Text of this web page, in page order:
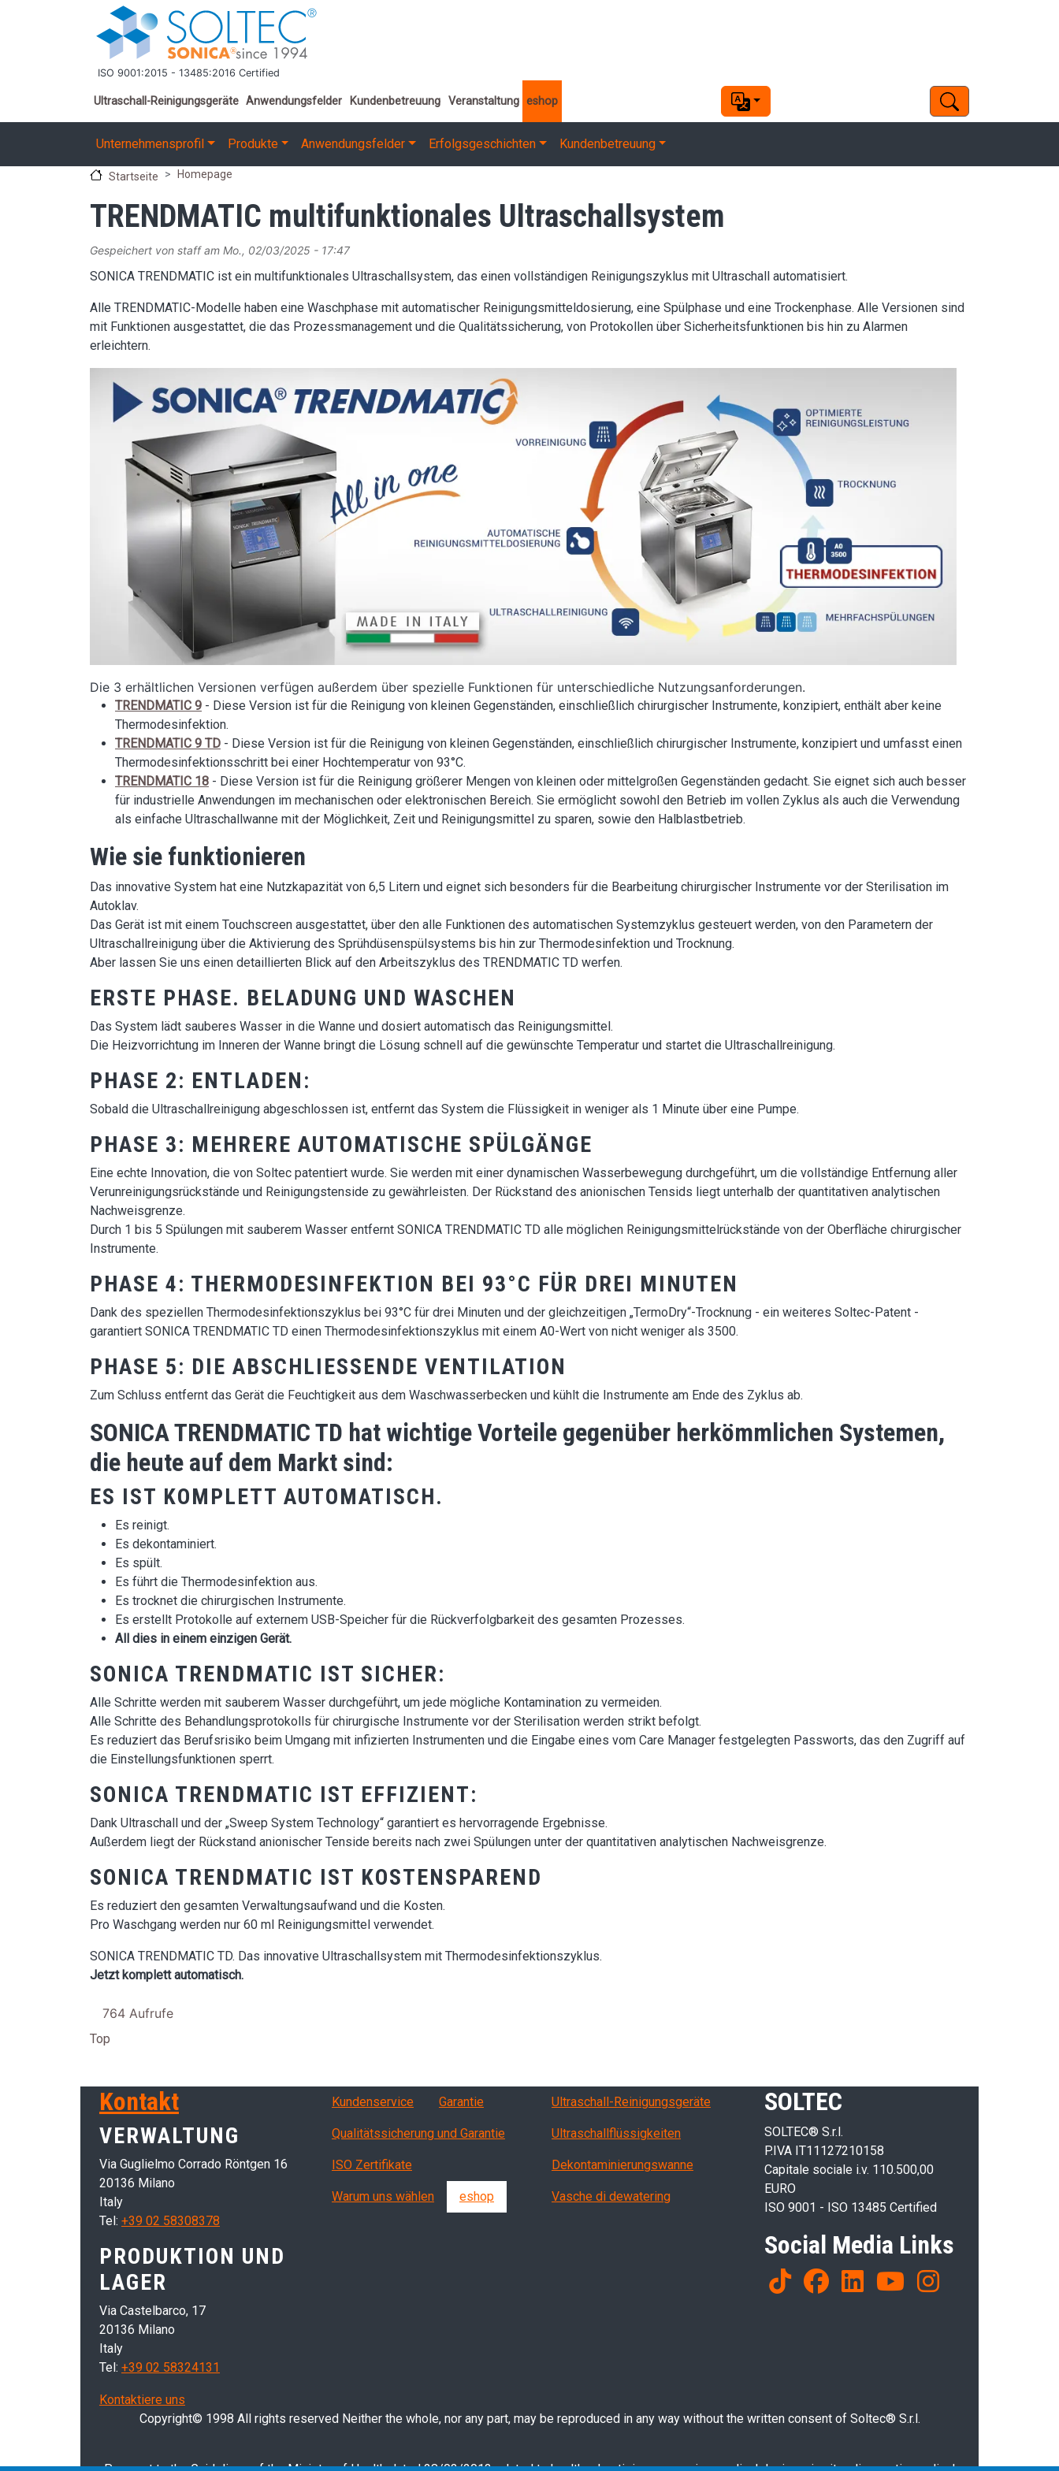
ISO 9001:2015 - 13485:2016 Certified
Important links
Ultraschall-Reinigungsgeräte Anwendungsfelder Kundenbetreuung Veranstaltung eshop
Main navigation
Unternehmensprofil Produkte Anwendungsfelder Erfolgsgeschichten Kundenbetreuung
Startseite Homepage
TRENDMATIC multifunktionales Ultraschallsystem
Gespeichert von staffam Mo., 02/03/2025 - 17:47
SONICA TRENDMATIC ist ein multifunktionales Ultraschallsystem, das einen vollständigen Reinigungszyklus mit Ultraschall automatisiert.
Alle TRENDMATIC-Modelle haben eine Waschphase mit automatischer Reinigungsmitteldosierung, eine Spülphase und eine Trockenphase. Alle Versionen sind
mit Funktionen ausgestattet, die das Prozessmanagement und die Qualitätssicherung, von Protokollen über Sicherheitsfunktionen bis hin zu Alarmen
erleichtern.
Die 3 erhältlichen Versionen verfügen außerdem über spezielle Funktionen für unterschiedliche Nutzungsanforderungen.
TRENDMATIC 9 - Diese Version ist für die Reinigung von kleinen Gegenständen, einschließlich chirurgischer Instrumente, konzipiert, enthält aber keine
Thermodesinfektion.
TRENDMATIC 9 TD - Diese Version ist für die Reinigung von kleinen Gegenständen, einschließlich chirurgischer Instrumente, konzipiert und umfasst einen
Thermodesinfektionsschritt bei einer Hochtemperatur von 93°C.
TRENDMATIC 18 - Diese Version ist für die Reinigung größerer Mengen von kleinen oder mittelgroßen Gegenständen gedacht. Sie eignet sich auch besser
für industrielle Anwendungen im mechanischen oder elektronischen Bereich. Sie ermöglicht sowohl den Betrieb im vollen Zyklus als auch die Verwendung
als einfache Ultraschallwanne mit der Möglichkeit, Zeit und Reinigungsmittel zu sparen, sowie den Halblastbetrieb.
Wie sie funktionieren
Das innovative System hat eine Nutzkapazität von 6,5 Litern und eignet sich besonders für die Bearbeitung chirurgischer Instrumente vor der Sterilisation im
Autoklav.
Das Gerät ist mit einem Touchscreen ausgestattet, über den alle Funktionen des automatischen Systemzyklus gesteuert werden, von den Parametern der
Ultraschallreinigung über die Aktivierung des Sprühdüsenspülsystems bis hin zur Thermodesinfektion und Trocknung.
Aber lassen Sie uns einen detaillierten Blick auf den Arbeitszyklus des TRENDMATIC TD werfen.
ERSTE PHASE. BELADUNG UND WASCHEN
Das System lädt sauberes Wasser in die Wanne und dosiert automatisch das Reinigungsmittel.
Die Heizvorrichtung im Inneren der Wanne bringt die Lösung schnell auf die gewünschte Temperatur und startet die Ultraschallreinigung.
PHASE 2: ENTLADEN:
Sobald die Ultraschallreinigung abgeschlossen ist, entfernt das System die Flüssigkeit in weniger als 1 Minute über eine Pumpe.
PHASE 3: MEHRERE AUTOMATISCHE SPÜLGÄNGE
Eine echte Innovation, die von Soltec patentiert wurde. Sie werden mit einer dynamischen Wasserbewegung durchgeführt, um die vollständige Entfernung aller
Verunreinigungsrückstände und Reinigungstenside zu gewährleisten. Der Rückstand des anionischen Tensids liegt unterhalb der quantitativen analytischen
Nachweisgrenze.
Durch 1 bis 5 Spülungen mit sauberem Wasser entfernt SONICA TRENDMATIC TD alle möglichen Reinigungsmittelrückstände von der Oberfläche chirurgischer
Instrumente.
PHASE 4: THERMODESINFEKTION BEI 93°C FÜR DREI MINUTEN
Dank des speziellen Thermodesinfektionszyklus bei 93°C für drei Minuten und der gleichzeitigen „TermoDry“-Trocknung - ein weiteres Soltec-Patent -
garantiert SONICA TRENDMATIC TD einen Thermodesinfektionszyklus mit einem A0-Wert von nicht weniger als 3500.
PHASE 5: DIE ABSCHLIESSENDE VENTILATION
Zum Schluss entfernt das Gerät die Feuchtigkeit aus dem Waschwasserbecken und kühlt die Instrumente am Ende des Zyklus ab.
SONICA TRENDMATIC TD hat wichtige Vorteile gegenüber herkömmlichen Systemen,
die heute auf dem Markt sind:
ES IST KOMPLETT AUTOMATISCH.
Es reinigt.
Es dekontaminiert.
Es spült.
Es führt die Thermodesinfektion aus.
Es trocknet die chirurgischen Instrumente.
Es erstellt Protokolle auf externem USB-Speicher für die Rückverfolgbarkeit des gesamten Prozesses.
All dies in einem einzigen Gerät.
SONICA TRENDMATIC IST SICHER:
Alle Schritte werden mit sauberem Wasser durchgeführt, um jede mögliche Kontamination zu vermeiden.
Alle Schritte des Behandlungsprotokolls für chirurgische Instrumente vor der Sterilisation werden strikt befolgt.
Es reduziert das Berufsrisiko beim Umgang mit infizierten Instrumenten und die Eingabe eines vom Care Manager festgelegten Passworts, das den Zugriff auf
die Einstellungsfunktionen sperrt.
SONICA TRENDMATIC IST EFFIZIENT:
Dank Ultraschall und der „Sweep System Technology“ garantiert es hervorragende Ergebnisse.
Außerdem liegt der Rückstand anionischer Tenside bereits nach zwei Spülungen unter der quantitativen analytischen Nachweisgrenze.
SONICA TRENDMATIC IST KOSTENSPAREND
Es reduziert den gesamten Verwaltungsaufwand und die Kosten.
Pro Waschgang werden nur 60 ml Reinigungsmittel verwendet.
SONICA TRENDMATIC TD. Das innovative Ultraschallsystem mit Thermodesinfektionszyklus.
Jetzt komplett automatisch.
764 Aufrufe
Top
SOLTEC
SOLTEC® S.r.l.
P.IVA IT11127210158
Capitale sociale i.v. 110.500,00
EURO
ISO 9001 - ISO 13485 Certified
Social Media Links
Products
Ultraschall-Reinigungsgeräte
Ultraschallflüssigkeiten
Dekontaminierungswanne
Vasche di dewatering
Servizi, garanzia, QA
Kundenservice Garantie
Qualitätssicherung und Garantie
ISO Zertifikate
Warum uns wählen eshop
Kontakt
VERWALTUNG
Via Guglielmo Corrado Röntgen 16
20136 Milano
Italy
Tel: +39 02 58308378
PRODUKTION UND
LAGER
Via Castelbarco, 17
20136 Milano
Italy
Tel: +39 02 58324131
Kontaktiere uns
Copyright© 1998 All rights reserved Neither the whole, nor any part, may be reproduced in any way without the written consent of Soltec® S.r.l.